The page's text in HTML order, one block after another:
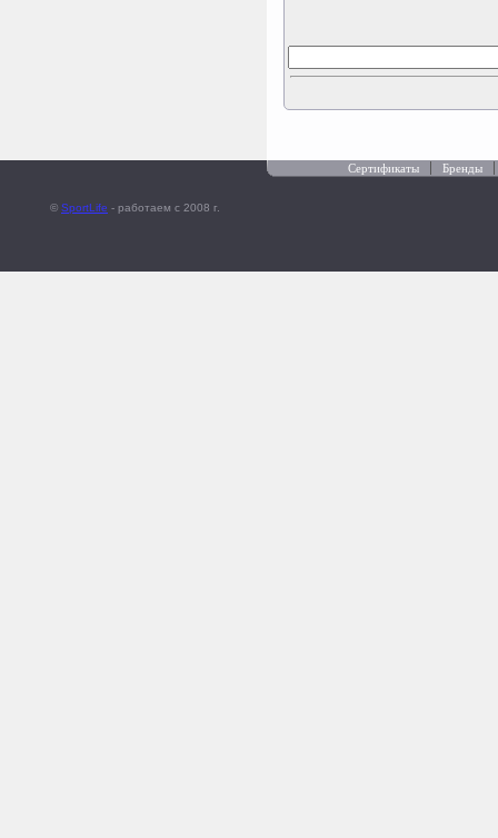
© SportLife - работаем c 2008 г.
Сертификаты Бренды